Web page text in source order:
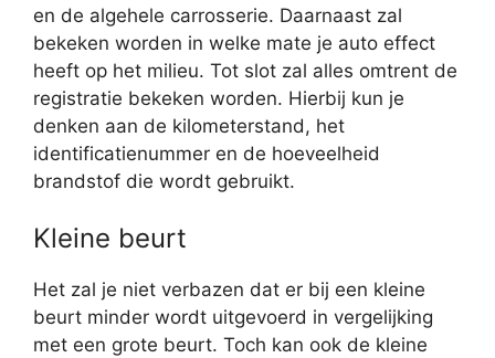
en de algehele carrosserie. Daarnaast zal
bekeken worden in welke mate je auto effect
heeft op het milieu. Tot slot zal alles omtrent de
registratie bekeken worden. Hierbij kun je
denken aan de kilometerstand, het
identificatienummer en de hoeveelheid
brandstof die wordt gebruikt.
Kleine beurt
Het zal je niet verbazen dat er bij een kleine
beurt minder wordt uitgevoerd in vergelijking
met een grote beurt. Toch kan ook de kleine